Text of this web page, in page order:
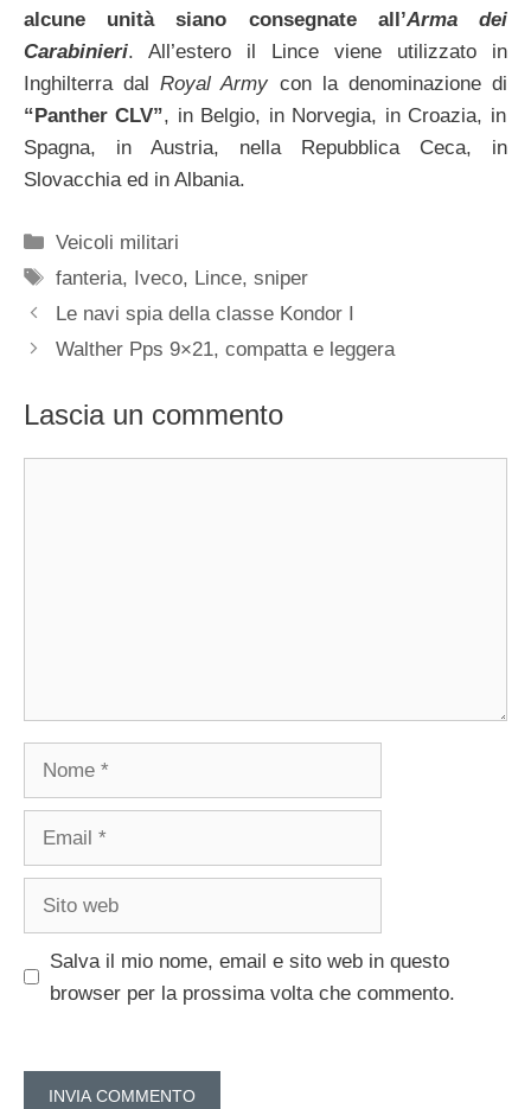
alcune unità siano consegnate all’Arma dei
Carabinieri. All’estero il Lince viene utilizzato in
Inghilterra dalRoyal Army con la denominazione di
“Panther CLV”, in Belgio, in Norvegia, in Croazia, in
Spagna, in Austria, nella Repubblica Ceca, in
Slovacchia ed in Albania.
Categorie
Veicoli militari
Tag
fanteria, Iveco, Lince,sniper
Le navi spia della classe Kondor I
Walther Pps 9×21, compatta e leggera
Lascia un commento
Salva il mio nome, email e sito web in questo
browser per la prossima volta che commento.